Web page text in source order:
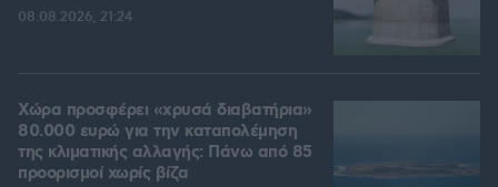
08.08.2026, 21:24
Χώρα προσφέρει «χρυσά διαβατήρια»
80.000 ευρώ για την καταπολέμηση
της κλιματικής αλλαγής: Πάνω από 85
προορισμοί χωρίς βίζα